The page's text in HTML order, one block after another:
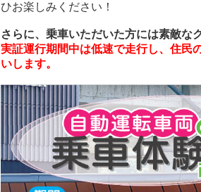
ひお楽しみください！
さらに、乗車いただいた方には素敵な
実証運行期間中は低速で走行し、住民
いします。